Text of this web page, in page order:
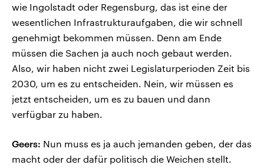
wie Ingolstadt oder Regensburg, das ist eine der
wesentlichen Infrastrukturaufgaben, die wir schnell
genehmigt bekommen müssen. Denn am Ende
müssen die Sachen ja auch noch gebaut werden.
Also, wir haben nicht zwei Legislaturperioden Zeit bis
2030, um es zu entscheiden. Nein, wir müssen es
jetzt entscheiden, um es zu bauen und dann
verfügbar zu haben.
Geers: Nun muss es ja auch jemanden geben, der das
macht oder der dafür politisch die Weichen stellt.